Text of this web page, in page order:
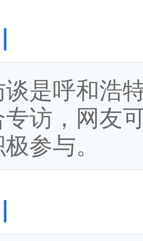
是呼和浩
访，网友
参与。